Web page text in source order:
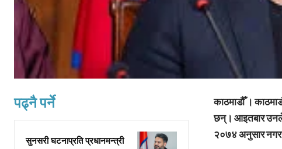
पढ्नै पर्ने
सुनसरी घटनाप्रति प्रधानमन्त्री
काठमाडौँ ।
छन्। आइतबार उनले
२०७४ अनुसार नगर